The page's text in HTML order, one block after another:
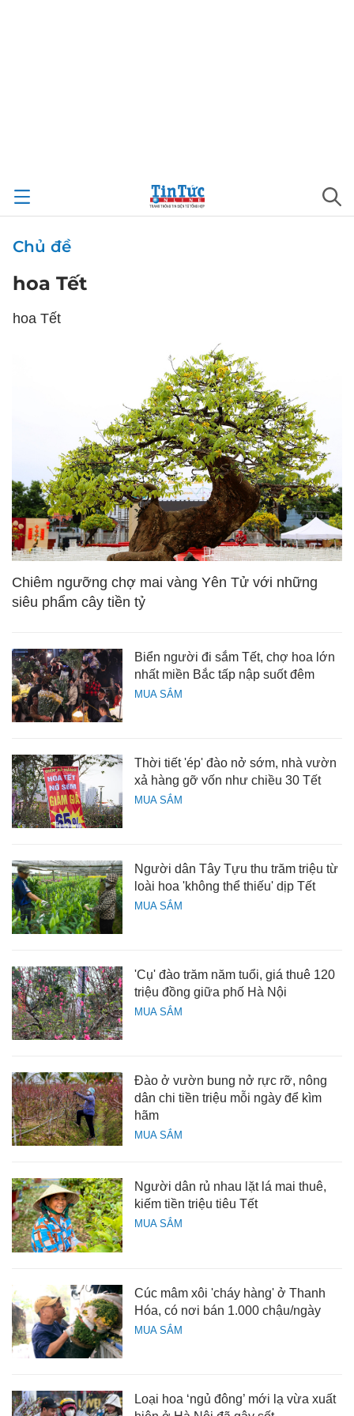
Chủ đề
hoa Tết
hoa Tết
Chiêm ngưỡng chợ mai vàng Yên Tử với những
siêu phẩm cây tiền tỷ
MUA SẮM
Biển người đi sắm Tết, chợ hoa lớn
nhất miền Bắc tấp nập suốt đêm
MUA SẮM
Thời tiết 'ép' đào nở sớm, nhà vườn
xả hàng gỡ vốn như chiều 30 Tết
MUA SẮM
Người dân Tây Tựu thu trăm triệu từ
loài hoa 'không thể thiếu' dịp Tết
MUA SẮM
'Cụ' đào trăm năm tuổi, giá thuê 120
triệu đồng giữa phố Hà Nội
MUA SẮM
Đào ở vườn bung nở rực rỡ, nông
dân chi tiền triệu mỗi ngày để kìm
hãm
MUA SẮM
Người dân rủ nhau lặt lá mai thuê,
kiếm tiền triệu tiêu Tết
MUA SẮM
Cúc mâm xôi 'cháy hàng' ở Thanh
Hóa, có nơi bán 1.000 chậu/ngày
Loại hoa ‘ngủ đông’ mới lạ vừa xuất